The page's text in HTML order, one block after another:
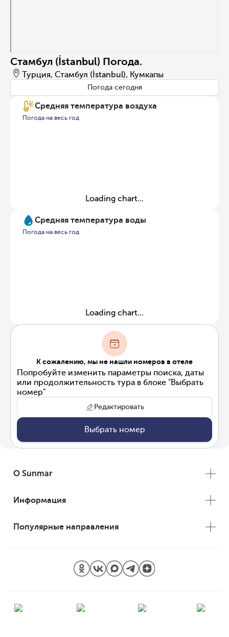
Стамбул (İstanbul) Погода.
Турция, Стамбул (İstanbul), Кумкапы
Погода сегодня
Средняя температура воздуха
Погода на весь год
Loading chart...
Средняя температура воды
Погода на весь год
Loading chart...
К сожалению, мы не нашли номеров в отеле
Попробуйте изменить параметры поиска, даты
или продолжительность тура в блоке "Выбрать
номер"
Редактировать
Выбрать номер
О Sunmar
Информация
Популярные направления